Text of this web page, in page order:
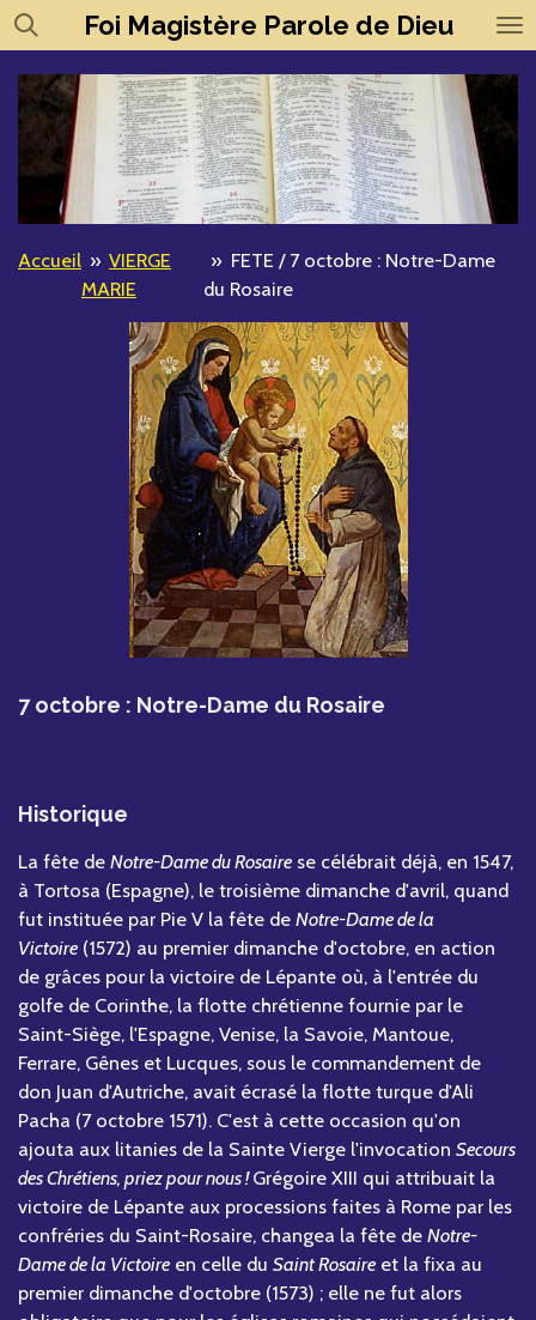
Passer
au
contenu
principal
Foi Magistère Parole de Dieu
Accueil » VIERGE
MARIE
» FETE / 7 octobre : Notre-Dame
du Rosaire
7 octobre : Notre-Dame du Rosaire
Historique
La fête de Notre-Dame du Rosaire se célébrait déjà, en 1547,
à Tortosa (Espagne), le troisième dimanche d'avril, quand
fut instituée par Pie V la fête de Notre-Dame de la
Victoire (1572) au premier dimanche d'octobre, en action
de grâces pour la victoire de Lépante où, à l'entrée du
golfe de Corinthe, la flotte chrétienne fournie par le
Saint-Siège, l'Espagne, Venise, la Savoie, Mantoue,
Ferrare, Gênes et Lucques, sous le commandement de
don Juan d'Autriche, avait écrasé la flotte turque d'Ali
Pacha (7 octobre 1571). C'est à cette occasion qu'on
ajouta aux litanies de la Sainte Vierge l'invocation Secours
des Chrétiens, priez pour nous ! Grégoire XIII qui attribuait la
victoire de Lépante aux processions faites à Rome par les
confréries du Saint-Rosaire, changea la fête de Notre-
Dame de la Victoire en celle du Saint Rosaire et la fixa au
premier dimanche d'octobre (1573) ; elle ne fut alors